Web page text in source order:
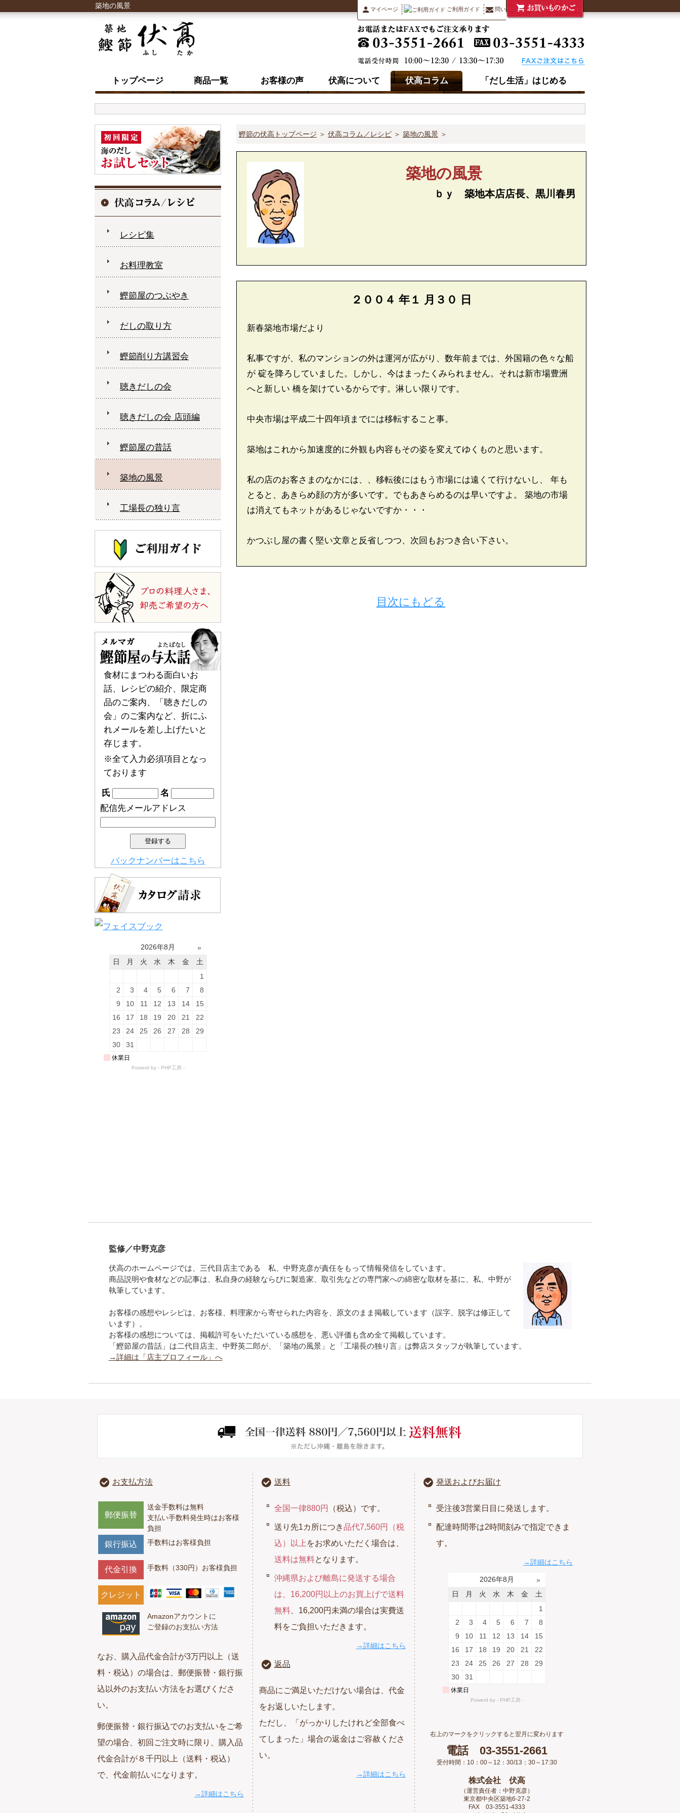
築地の風景 マイページ ご利用ガイド 問い合わせ
トップページ 商品一覧 お客様の声 伏高について 伏高コラム 「だし生活」はじめる
鰹節の伏高トップページ ＞ 伏高コラム／レシピ ＞ 築地の風景 ＞
築地の風景
ｂｙ 築地本店店長、黒川春男
２００４ 年 １ 月 ３０ 日
新春築地市場だより
私事ですが、私のマンションの外は運河が広がり、数年前までは、外国籍の色々な船
が 碇を降ろしていました。しかし、今はまったくみられません。それは新市場豊洲
へと新しい 橋を架けているからです。淋しい限りです。
中央市場は平成二十四年頃までには移転すること事。
築地はこれから加速度的に外観も内容もその姿を変えてゆくものと思います。
私の店のお客さまのなかには、、移転後にはもう市場には遠くて行けないし、 年も
とると、あきらめ顔の方が多いです。でもあきらめるのは早いですよ。 築地の市場
は消えてもネットがあるじゃないですか・・・
かつぶし屋の書く堅い文章と反省しつつ、次回もおつき合い下さい。
目次にもどる
レシピ集
お料理教室
鰹節屋のつぶやき
だしの取り方
鰹節削り方講習会
聴きだしの会
聴きだしの会 店頭編
鰹節屋の昔話
築地の風景
工場長の独り言
食材にまつわる面白いお
話、レシピの紹介、限定商
品のご案内、「聴きだしの
会」のご案内など、折にふ
れメールを差し上げたいと
存じます。
※全て入力必須項目となっ
ております
氏
名
配信先メールアドレス
バックナンバーはこちら
監修／中野克彦
伏高のホームページでは、三代目店主である 私、中野克彦が責任をもって情報発信をしています。
商品説明や食材などの記事は、私自身の経験ならびに製造家、取引先などの専門家への綿密な取材を基に、私、中野が
執筆しています。
お客様の感想やレシピは、お客様、料理家から寄せられた内容を、原文のまま掲載しています（誤字、脱字は修正して
います）。
お客様の感想については、掲載許可をいただいている感想を、悪い評価も含め全て掲載しています。
「鰹節屋の昔話」は二代目店主、中野英二郎が、「築地の風景」と「工場長の独り言」は弊店スタッフが執筆しています。
→詳細は「店主プロフィール」へ
お支払方法
郵便振替
送金手数料は無料
支払い手数料発生時はお客様
負担
銀行振込 手数料はお客様負担
代金引換 手数料（330円）お客様負担
クレジット
Amazonアカウントに
ご登録のお支払い方法
なお、購入品代金合計が3万円以上（送
料・税込）の場合は、郵便振替・銀行振
込以外のお支払い方法をお選びくださ
い。
郵便振替・銀行振込でのお支払いをご希
望の場合、初回ご注文時に限り、購入品
代金合計が８千円以上（送料・税込）
で、代金前払いになります。
→詳細はこちら
送料
全国一律880円 （税込）です。
送り先1カ所につき品代7,560円（税
込）以上 をお求めいただく場合は、
送料は無料となります。
沖縄県および離島に発送する場合
は、16,200円以上のお買上げで送料
無料 、16,200円未満の場合は実費送
料をご負担いただきます。
→詳細はこちら
返品
商品にご満足いただけない場合は、代金
をお返しいたします。
ただし、「がっかりしたけれど全部食べ
てしまった」場合の返金はご容赦くださ
い。
→詳細はこちら
発送およびお届け
受注後3営業日目に発送します。
配達時間帯は2時間刻みで指定できま
す。
→詳細はこちら
右上のマークをクリックすると翌月に変わります
電話 03-3551-2661
受付時間：10：00～12：30/13：30～17:30
株式会社 伏高
（運営責任者：中野克彦）
東京都中央区築地6-27-2
FAX 03-3551-4333